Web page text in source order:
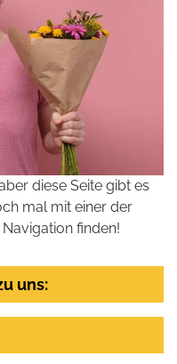
diese Seite gibt es
mal mit einer der
finden!
uns: